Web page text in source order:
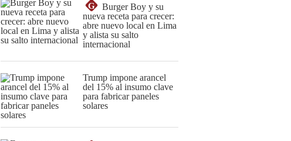
G
Burger Boy y su
nueva receta para crecer:
abre nuevo local en Lima
y alista su salto
internacional
Trump impone arancel
del 15% al insumo clave
para fabricar paneles
solares